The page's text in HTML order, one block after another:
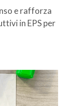
e rafforza
in EPS per